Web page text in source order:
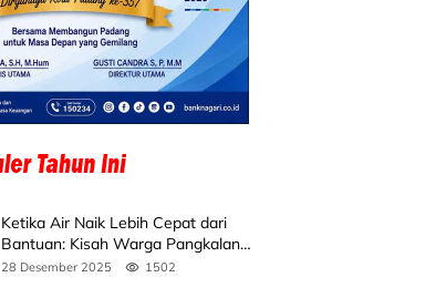
Ketika Air Naik Lebih Cepat dari
Bantuan: Kisah Warga Pangkalan
Koto Baru Bertahan di Tengah
28 Desember 2025 1502